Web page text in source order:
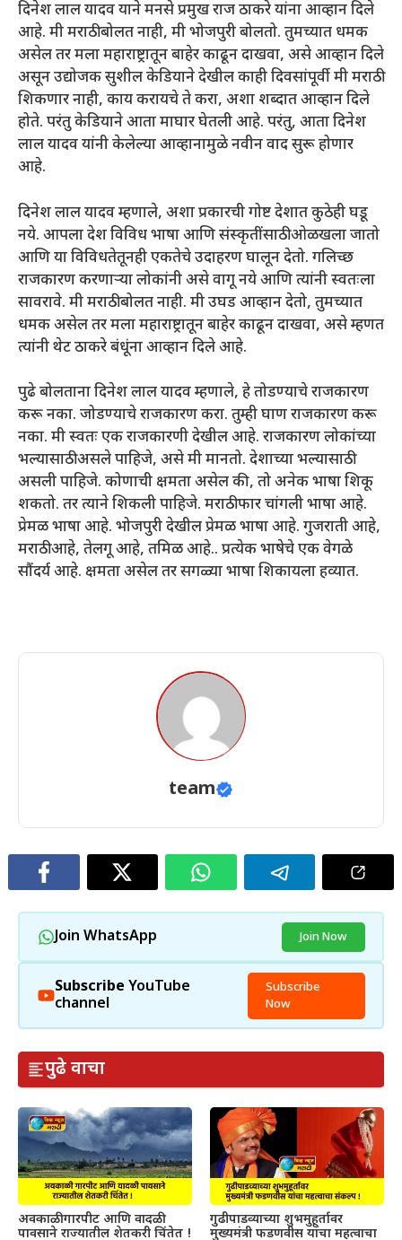
दिनेश लाल यादव याने मनसे प्रमुख राज ठाकरे यांना आव्हान दिले
आहे. मी मराठी बोलत नाही, मी भोजपुरी बोलतो. तुमच्यात धमक
असेल तर मला महाराष्ट्रातून बाहेर काढून दाखवा, असे आव्हान दिले
असून उद्योजक सुशील केडियाने देखील काही दिवसांपूर्वी मी मराठी
शिकणार नाही, काय करायचे ते करा, अशा शब्दात आव्हान दिले
होते. परंतु केडियाने आता माघार घेतली आहे. परंतु, आता दिनेश
लाल यादव यांनी केलेल्या आव्हानामुळे नवीन वाद सुरू होणार
आहे.
दिनेश लाल यादव म्हणाले, अशा प्रकारची गोष्ट देशात कुठेही घडू
नये. आपला देश विविध भाषा आणि संस्कृतींसाठी ओळखला जातो
आणि या विविधतेतूनही एकतेचे उदाहरण घालून देतो. गलिच्छ
राजकारण करणाऱ्या लोकांनी असे वागू नये आणि त्यांनी स्वतःला
सावरावे. मी मराठी बोलत नाही. मी उघड आव्हान देतो, तुमच्यात
धमक असेल तर मला महाराष्ट्रातून बाहेर काढून दाखवा, असे म्हणत
त्यांनी थेट ठाकरे बंधूंना आव्हान दिले आहे.
पुढे बोलताना दिनेश लाल यादव म्हणाले, हे तोडण्याचे राजकारण
करू नका. जोडण्याचे राजकारण करा. तुम्ही घाण राजकारण करू
नका. मी स्वतः एक राजकारणी देखील आहे. राजकारण लोकांच्या
भल्यासाठी असले पाहिजे, असे मी मानतो. देशाच्या भल्यासाठी
असली पाहिजे. कोणाची क्षमता असेल की, तो अनेक भाषा शिकू
शकतो. तर त्याने शिकली पाहिजे. मराठी फार चांगली भाषा आहे.
प्रेमळ भाषा आहे. भोजपुरी देखील प्रेमळ भाषा आहे. गुजराती आहे,
मराठी आहे, तेलगू आहे, तमिळ आहे.. प्रत्येक भाषेचे एक वेगळे
सौंदर्य आहे. क्षमता असेल तर सगळ्या भाषा शिकायला हव्यात.
team
Join WhatsApp Join Now
Subscribe YouTube
channel
Subscribe
Now
पुढे वाचा
अवकाळी गारपीट आणि वादळी
पावसाने राज्यातील शेतकरी चिंतेत !
गुढीपाडव्याच्या शुभमुहूर्तावर
मुख्यमंत्री फडणवीस यांचा महत्वाचा